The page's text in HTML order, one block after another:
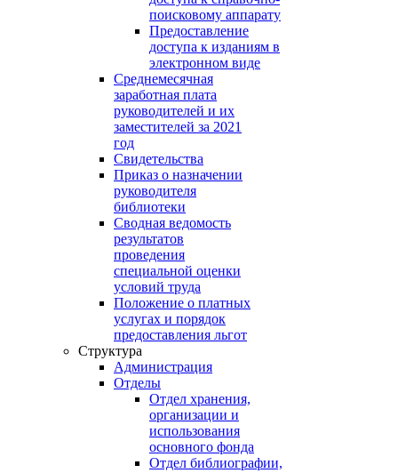
поисковому аппарату
Предоставление
доступа к изданиям в
электронном виде
Среднемесячная
заработная плата
руководителей и их
заместителей за 2021
год
Свидетельства
Приказ о назначении
руководителя
библиотеки
Сводная ведомость
результатов
проведения
специальной оценки
условий труда
Положение о платных
услугах и порядок
предоставления льгот
Структура
Администрация
Отделы
Отдел хранения,
организации и
использования
основного фонда
Отдел библиографии,